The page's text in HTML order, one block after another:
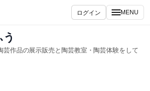
ログイン MENU
芸作品の展示販売と陶芸教室・陶芸体験をして